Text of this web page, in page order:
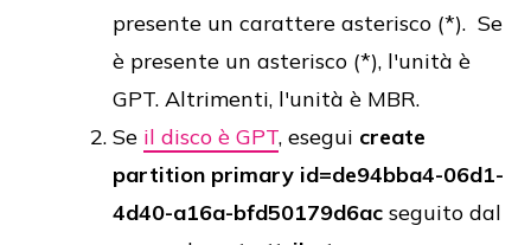
presente un carattere asterisco (*). Se
è presente un asterisco (*), l'unità è
GPT. Altrimenti, l'unità è MBR.
Se il disco è GPT, esegui create
partition primary id=de94bba4-06d1-
4d40-a16a-bfd50179d6ac seguito dal